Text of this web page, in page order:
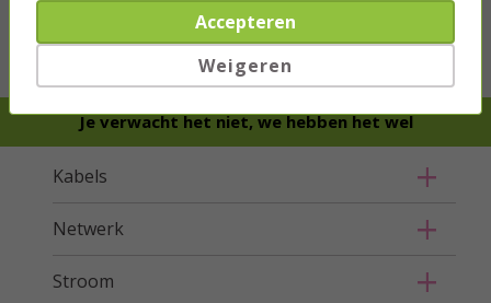
Bestel mee
Je verwacht het niet, we hebben het wel
Kabels
Netwerk
Stroom
Accepteren
Weigeren